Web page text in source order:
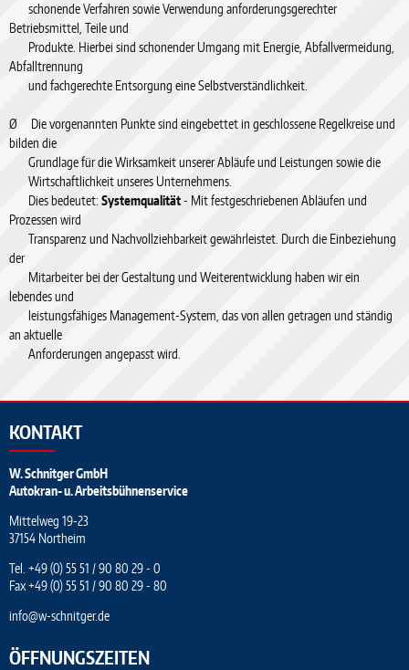
schonende Verfahren sowie Verwendung anforderungsgerechter
Betriebsmittel, Teile und
Produkte. Hierbei sind schonender Umgang mit Energie, Abfallvermeidung,
Abfalltrennung
und fachgerechte Entsorgung eine Selbstverständlichkeit.
Ø Die vorgenannten Punkte sind eingebettet in geschlossene Regelkreise und
bilden die
Grundlage für die Wirksamkeit unserer Abläufe und Leistungen sowie die
Wirtschaftlichkeit unseres Unternehmens.
Dies bedeutet: Systemqualität- Mit festgeschriebenen Abläufen und
Prozessen wird
Transparenz und Nachvollziehbarkeit gewährleistet. Durch die Einbeziehung
der
Mitarbeiter bei der Gestaltung und Weiterentwicklung haben wir ein
lebendes und
leistungsfähiges Management-System, das von allen getragen und ständig
an aktuelle
Anforderungen angepasst wird.
KONTAKT
W. Schnitger GmbH
Autokran- u. Arbeitsbühnenservice
Mittelweg 19-23
37154 Northeim
Tel. +49 (0) 55 51 / 90 80 29 - 0
Fax +49 (0) 55 51 / 90 80 29 - 80
info@w-schnitger.de
ÖFFNUNGSZEITEN